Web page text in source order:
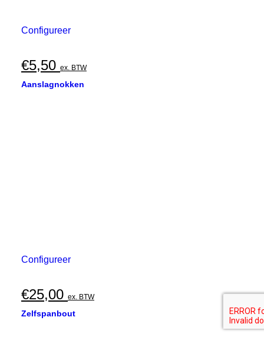
Configureer
€5,50 ex. BTW
Aanslagnokken
Configureer
€25,00 ex. BTW
Zelfspanbout